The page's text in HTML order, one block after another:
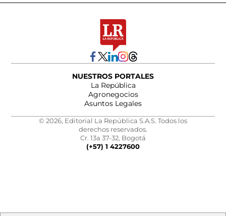
NUESTROS PORTALES
La República
Agronegocios
Asuntos Legales
© 2026, Editorial La República S.A.S. Todos los
derechos reservados.
Cr. 13a 37-32, Bogotá
(+57) 1 4227600